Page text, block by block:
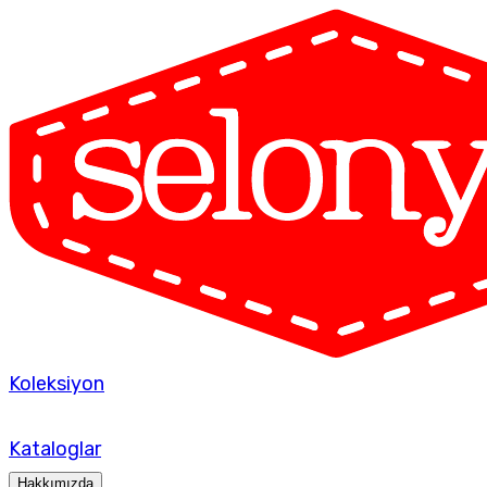
Koleksiyon
Kataloglar
Hakkımızda